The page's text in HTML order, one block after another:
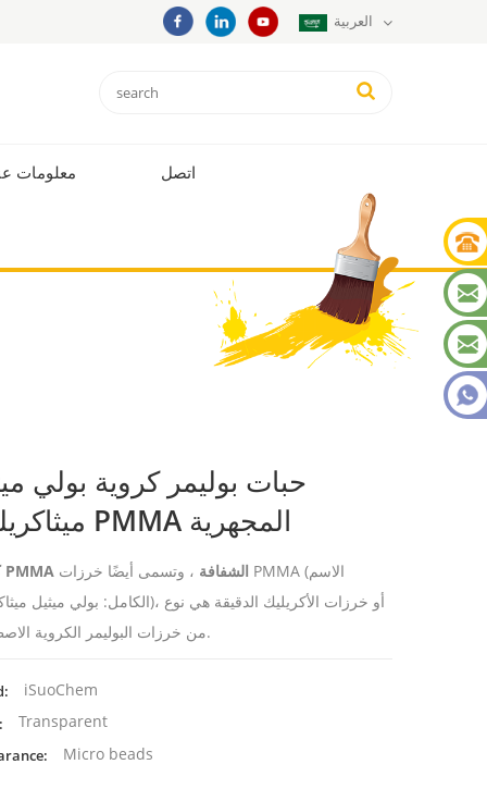
معلومات اتصل
حبات بوليمر كروية بولي
ميثاكريليت PMMA المجهرية
كريات PMMA الشفافة ، وتسمى أيضًا خرزات PMMA (الاسم
الكامل: بولي ميثيل ميثاكريلات)، أو خرزات الأكريليك
من خرزات البوليمر الكروية الاصطناعية.
iSuoChem
Transparent
Micro beads